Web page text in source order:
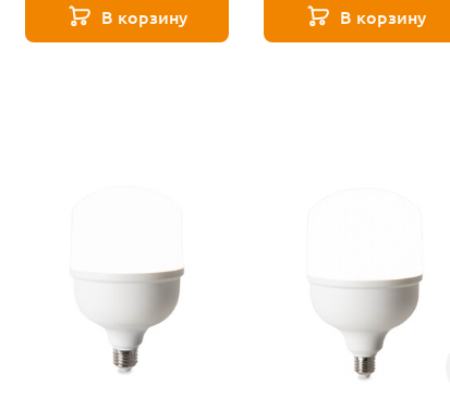
В корзину В корзину